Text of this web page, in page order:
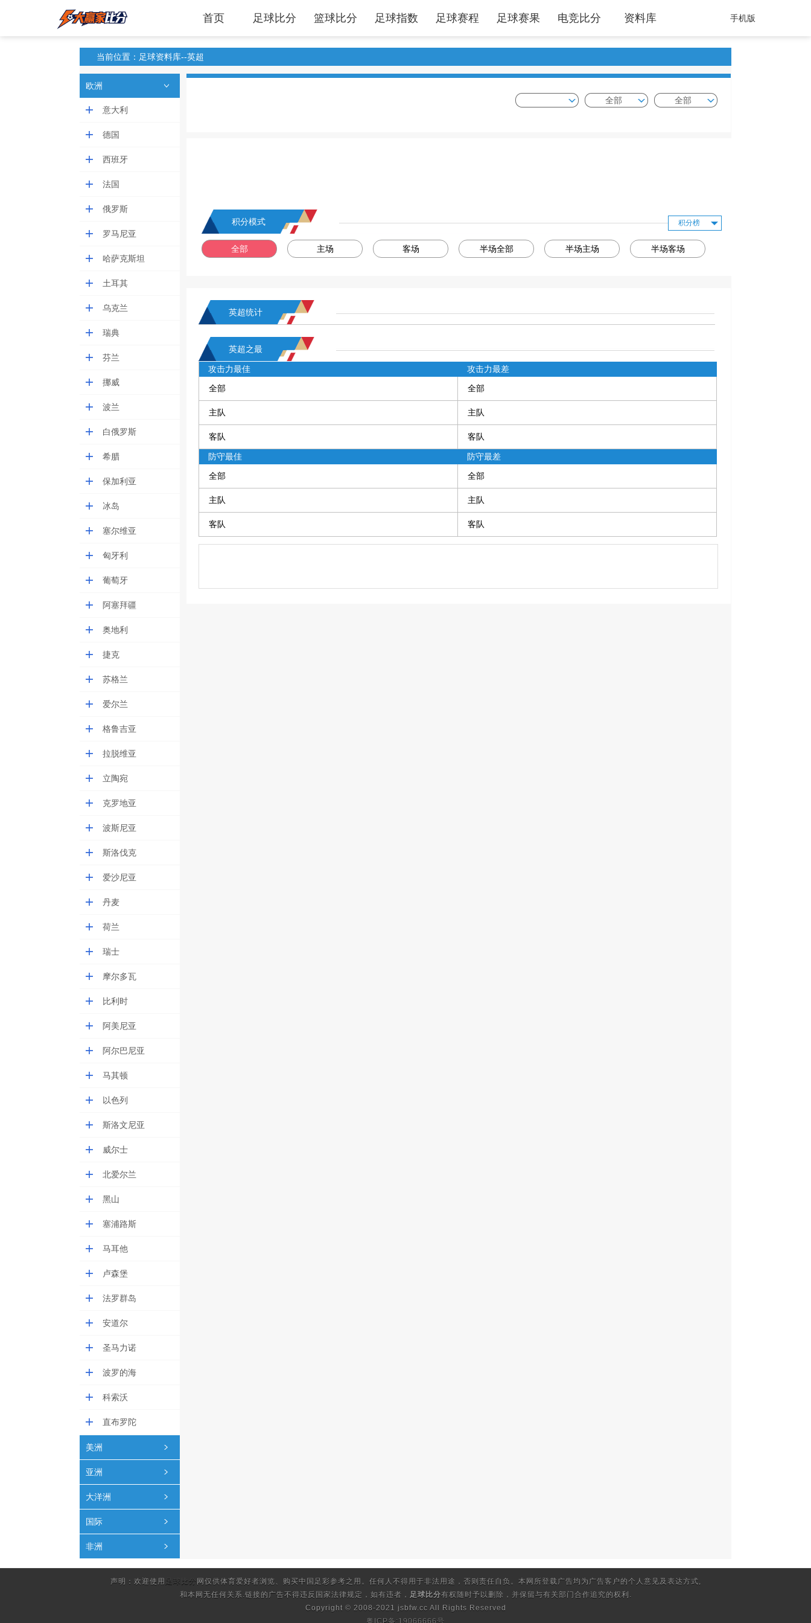
首页 足球比分 篮球比分 足球指数 足球赛程 足球赛果 电竞比分 资料库 手机版
当前位置：足球资料库--英超
欧洲
意大利
德国
西班牙
法国
俄罗斯
罗马尼亚
哈萨克斯坦
土耳其
乌克兰
瑞典
芬兰
挪威
波兰
白俄罗斯
希腊
保加利亚
冰岛
塞尔维亚
匈牙利
葡萄牙
阿塞拜疆
奥地利
捷克
苏格兰
爱尔兰
格鲁吉亚
拉脱维亚
立陶宛
克罗地亚
波斯尼亚
斯洛伐克
爱沙尼亚
丹麦
荷兰
瑞士
摩尔多瓦
比利时
阿美尼亚
阿尔巴尼亚
马其顿
以色列
斯洛文尼亚
威尔士
北爱尔兰
黑山
塞浦路斯
马耳他
卢森堡
法罗群岛
安道尔
圣马力诺
波罗的海
科索沃
直布罗陀
美洲
亚洲
大洋洲
国际
非洲
全部 全部
积分模式 积分榜
全部 主场 客场 半场全部 半场主场 半场客场
英超统计
英超之最
攻击力最佳
全部
主队
客队
攻击力最差
全部
主队
客队
防守最佳
全部
主队
客队
防守最差
全部
主队
客队
声明：欢迎使用 足球比分 网仅供体育爱好者浏览、购买中国足彩参考之用。任何人不得用于非法用途，否则责任自负。本网所登载广告均为广告客户的个人意见及表达方式,
和本网无任何关系.链接的广告不得违反国家法律规定，如有违者， 足球比分有权随时予以删除，并保留与有关部门合作追究的权利.
Copyright © 2008-2021 jsbfw.cc All Rights Reserved
粤ICP备:19066666号